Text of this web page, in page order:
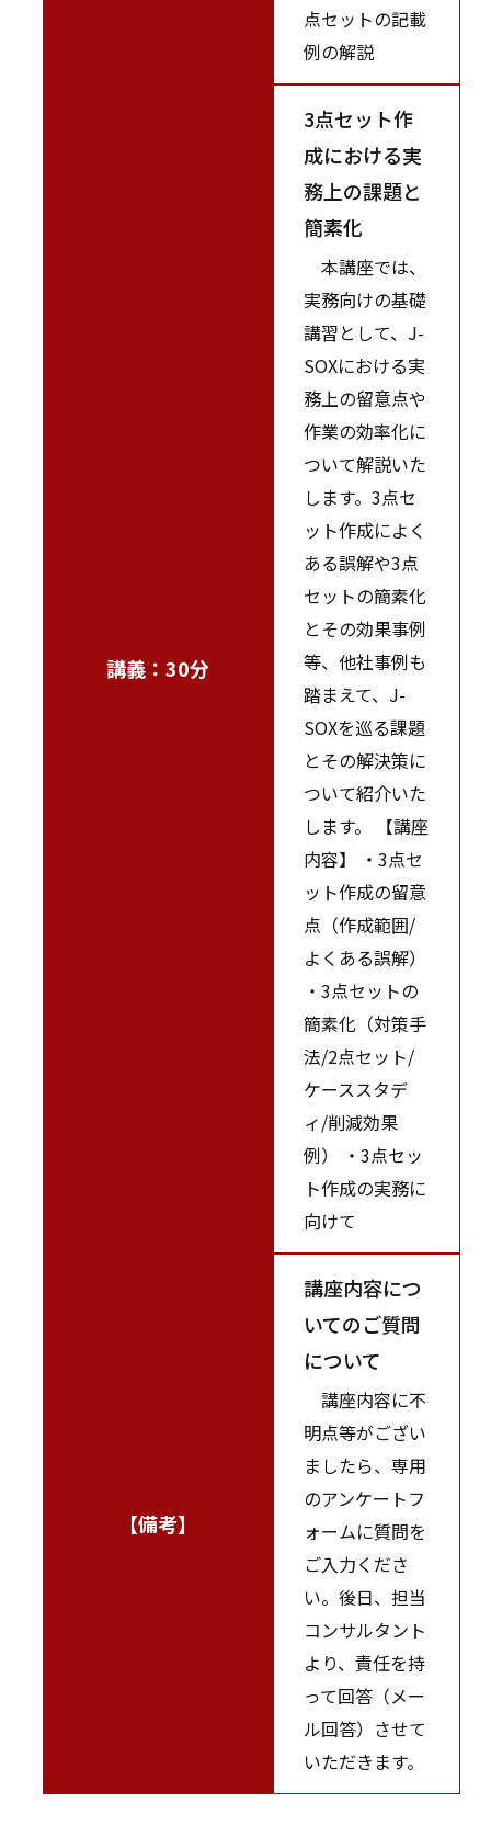
点セットの記載
例の解説
講義：30分
3点セット作
成における実
務上の課題と
簡素化
本講座では、
実務向けの基礎
講習として、J-
SOXにおける実
務上の留意点や
作業の効率化に
ついて解説いた
します。3点セ
ット作成によく
ある誤解や3点
セットの簡素化
とその効果事例
等、他社事例も
踏まえて、J-
SOXを巡る課題
とその解決策に
ついて紹介いた
します。 【講座
内容】 ・3点セ
ット作成の留意
点（作成範囲/
よくある誤解）
・3点セットの
簡素化（対策手
法/2点セット/
ケーススタデ
ィ/削減効果
例） ・3点セッ
ト作成の実務に
向けて
【備考】
講座内容につ
いてのご質問
について
講座内容に不
明点等がござい
ましたら、専用
のアンケートフ
ォームに質問を
ご入力くださ
い。後日、担当
コンサルタント
より、責任を持
って回答（メー
ル回答）させて
いただきます。